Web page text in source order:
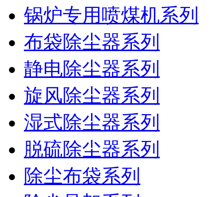
锅炉专用喷煤机系列
布袋除尘器系列
静电除尘器系列
旋风除尘器系列
湿式除尘器系列
脱硫除尘器系列
除尘布袋系列